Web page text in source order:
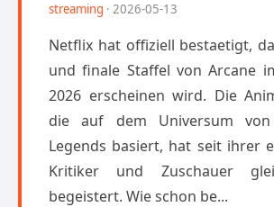
streaming · 2026-05-13
Netflix hat offiziell bestaetigt,
und finale Staffel von Arcane
2026 erscheinen wird. Die
die auf dem Universum
Legends basiert, hat seit ihrer
Kritiker und Zuschauer
begeistert. Wie schon be...